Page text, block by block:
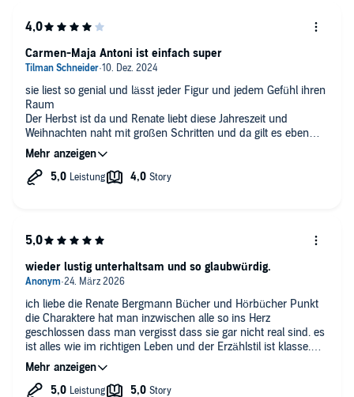
sie liest so genial und lässt jeder Figur und jedem Gefühl ihren
Raum
Der Herbst ist da und Renate liebt diese Jahreszeit und
Weihnachten naht mit großen Schritten und da gilt es eben
auch schon Vorbereitungen zu treffen. Lichterketten
kontrollieren, Schmuck sortieren, Angebote in der Kaufhalle
ausnützen und das große Backen vorbereiten. Aber dann wird
man zusammen halten, zusammen helfen und Renate nimmt
das Zepter in die Hand und fängt an, einen Plan für die
Hausgemeinschaft zu schmieden.
Mit viel Schwung, Witz und mit all den tollen Figuren, erleben
wir einen turbulenten Herbst und können uns dann ganz
besonders auf die Weihnachtszeit einstimmen. Auch hier bleibt
es gewohnt witzig und allein die Namen von Steffans
Haushaltsgeräten sind ein absoluter Brülle. Aber man
bekommt auch leise und besinnliche Momente, einfach toll.
Carmen-Maja Antoni ist einfach super
ich liebe die Renate Bergmann Bücher und Hörbücher Punkt
die Charaktere hat man inzwischen alle so ins Herz
geschlossen dass man vergisst dass sie gar nicht real sind. es
ist alles wie im richtigen Leben und der Erzählstil ist klasse.
auch die Sprecherin Maja ist so glaubwürdig. mein Favorit ist
immer noch die Geschichte mit der Schiffsfahrt Reise:) nur
eine winzige Kleinigkeit stört mich ab und zu. warum ist Frau
wieder lustig unterhaltsam und so glaubwürdig.